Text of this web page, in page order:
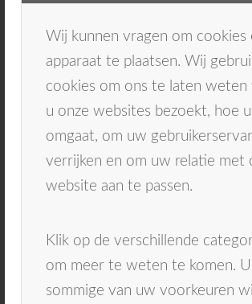
Wij kunnen vragen om cookies
apparaat te plaatsen. Wij
cookies om ons te laten weten
u onze websites bezoekt, hoe
omgaat, om uw
verrijken en om uw relatie met
website aan te passen.
Klik op de verschillende
om meer te weten te komen.
sommige van uw voorkeuren
heeft. Of dat het type kopje voor
elektrische tandenborstel bij jouw
Elektrische tandenborstel
handtandenborstel, omdat hij veel
de tanden beweegt. Hierdoor slijt
Een elektrische tandenborstel